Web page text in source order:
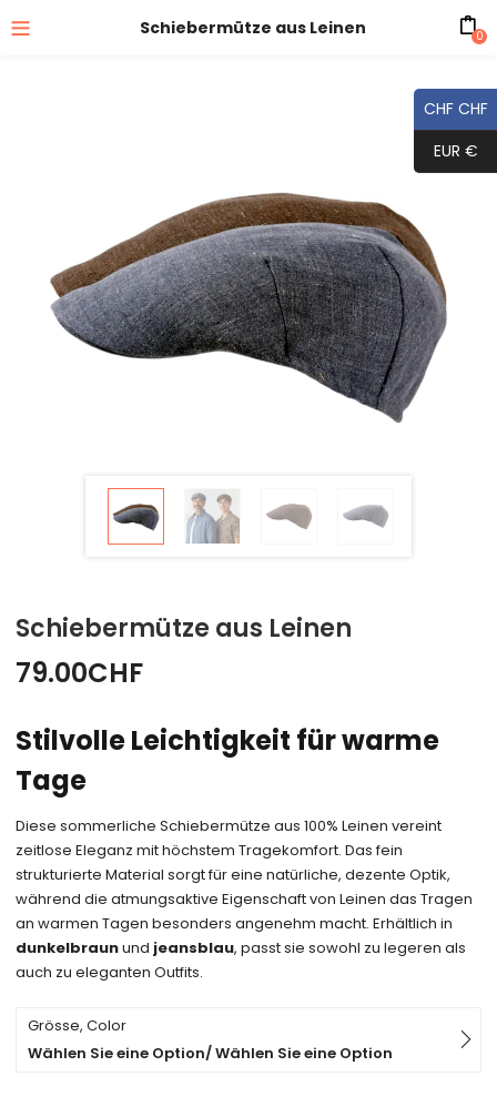
Schiebermütze aus Leinen 0
Schiebermütze aus Leinen
79.00CHF
Stilvolle Leichtigkeit für warme
Tage
Diese sommerliche Schiebermütze aus 100% Leinen vereint
zeitlose Eleganz mit höchstem Tragekomfort. Das fein
strukturierte Material sorgt für eine natürliche, dezente Optik,
während die atmungsaktive Eigenschaft von Leinen das Tragen
an warmen Tagen besonders angenehm macht. Erhältlich in
dunkelbraunund jeansblau, passt sie sowohl zu legeren als
auch zu eleganten Outfits.
Grösse, Color
Wählen Sie eine Option/ Wählen Sie eine Option
CHF CHF
EUR €